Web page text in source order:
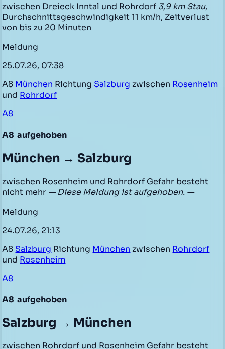
zwischen Dreieck Inntal und Rohrdorf 3,9 km Stau,
Durchschnittsgeschwindigkeit 11 km/h, Zeitverlust
von bis zu 20 Minuten
Meldung
25.07.26, 07:38
A8 München Richtung Salzburg zwischen Rosenheim
und Rohrdorf
A8
A8 aufgehoben
München → Salzburg
zwischen Rosenheim und Rohrdorf Gefahr besteht
nicht mehr — Diese Meldung ist aufgehoben. —
Meldung
24.07.26, 21:13
A8 Salzburg Richtung München zwischen Rohrdorf
und Rosenheim
A8
A8 aufgehoben
Salzburg → München
zwischen Rohrdorf und Rosenheim Gefahr besteht